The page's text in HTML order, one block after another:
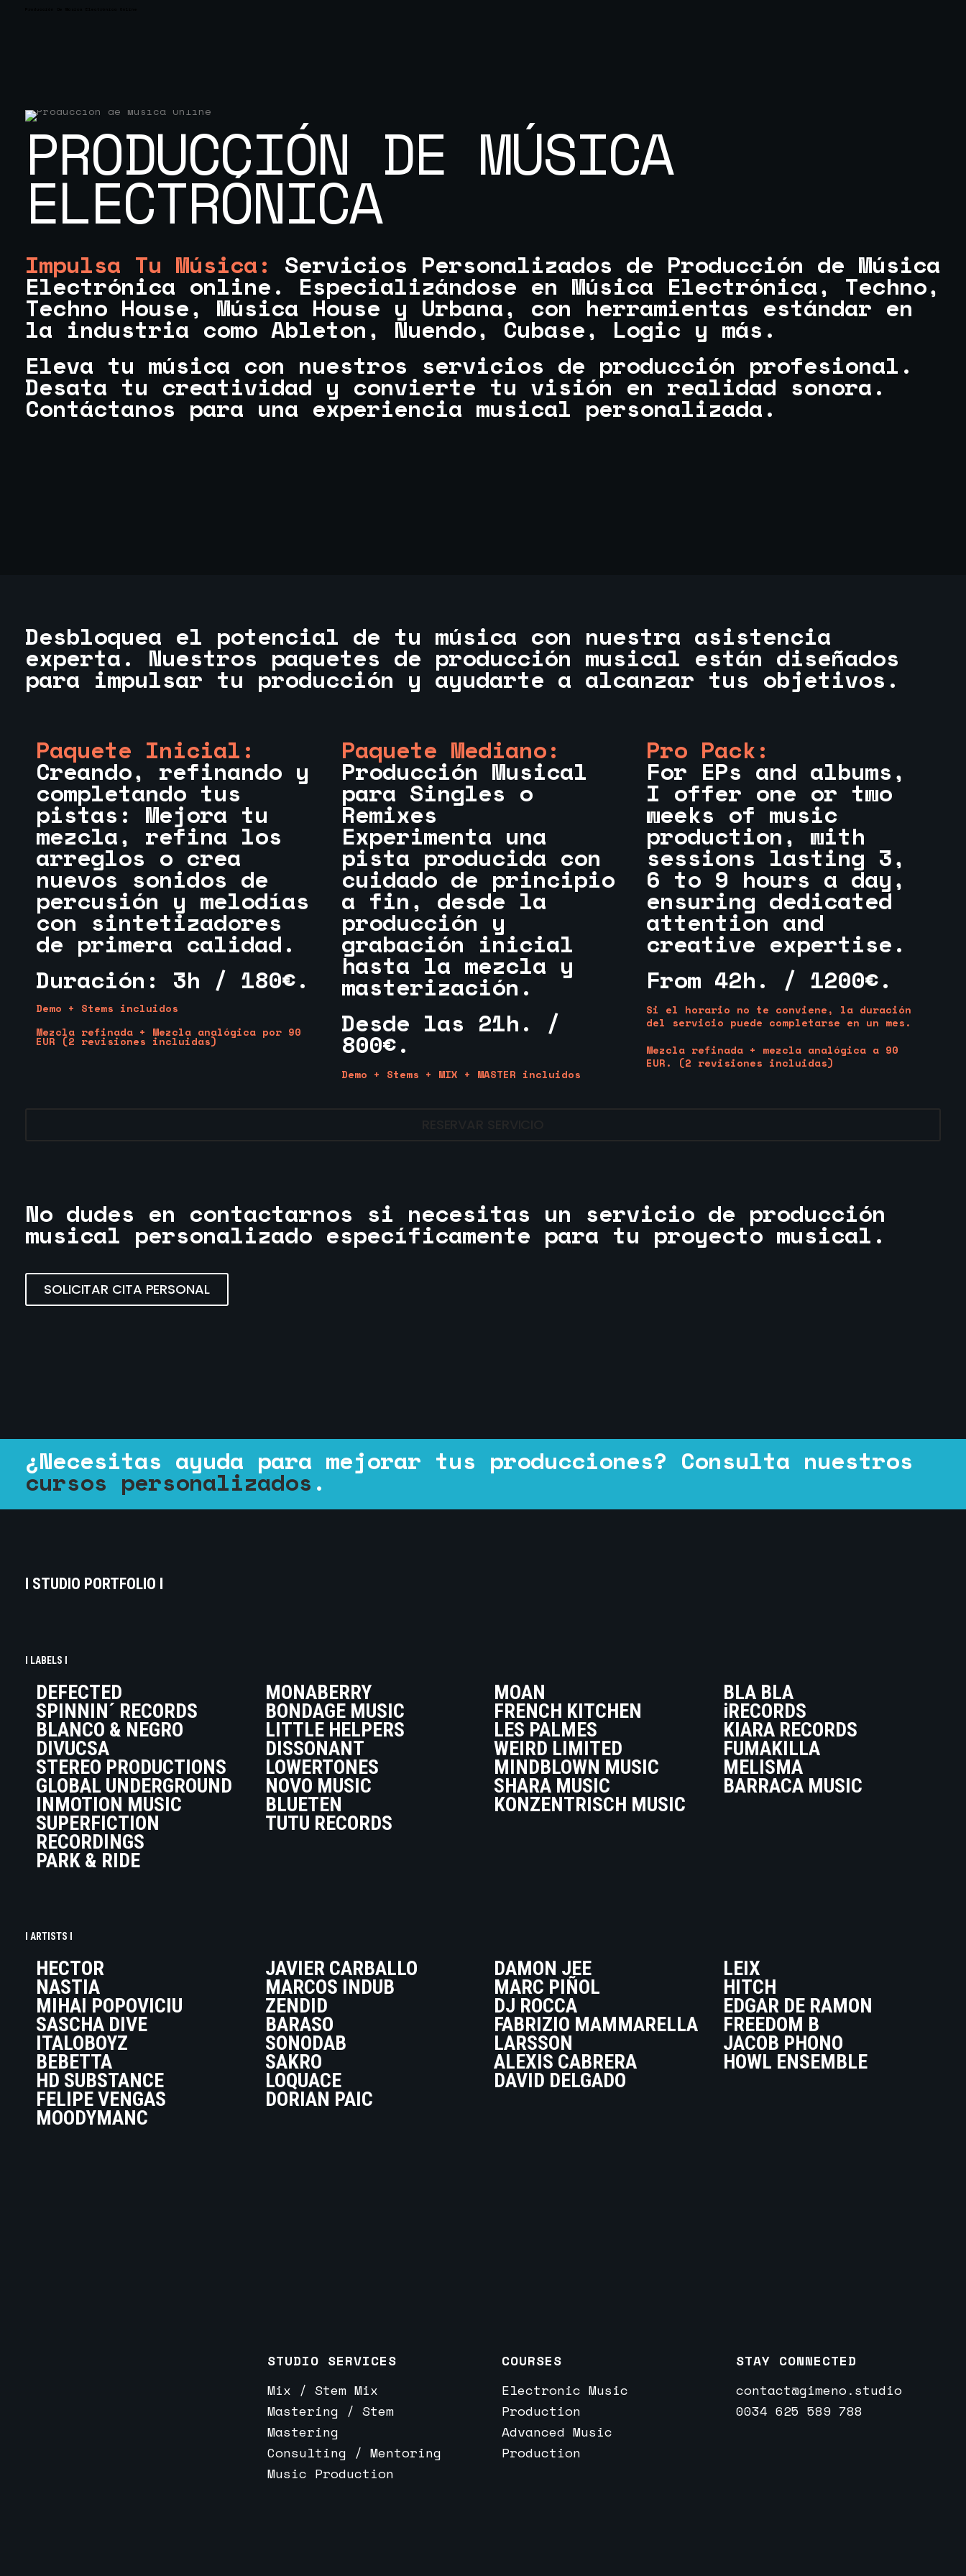
PRODUCCIÓN DE MÚSICA
ELECTRÓNICA
Impulsa Tu Música: Servicios Personalizados de Producción de Música
Electrónica online. Especializándose en Música Electrónica, Techno,
Techno House, Música House y Urbana, con herramientas estándar en
la industria como Ableton, Nuendo, Cubase, Logic y más.
Eleva tu música con nuestros servicios de producción profesional.
Desata tu creatividad y convierte tu visión en realidad sonora.
Contáctanos para una experiencia musical personalizada.
Desbloquea el potencial de tu música con nuestra asistencia
experta. Nuestros paquetes de producción musical están diseñados
para impulsar tu producción y ayudarte a alcanzar tus objetivos.
Paquete Inicial:
Creando, refinando y
completando tus
pistas: Mejora tu
mezcla, refina los
arreglos o crea
nuevos sonidos de
percusión y melodías
con sintetizadores
de primera calidad.
Duración: 3h / 180€.
Demo + Stems incluidos
Mezcla refinada + Mezcla analógica por 90
EUR (2 revisiones incluidas)
Paquete Mediano:
Producción Musical
para Singles o
Remixes
Experimenta una
pista producida con
cuidado de principio
a fin, desde la
producción y
grabación inicial
hasta la mezcla y
masterización.
Desde las 21h. /
800€.
Demo + Stems + MIX + MASTER incluidos
Pro Pack:
For EPs and albums,
I offer one or two
weeks of music
production, with
sessions lasting 3,
6 to 9 hours a day,
ensuring dedicated
attention and
creative expertise.
From 42h. / 1200€.
Si el horario no te conviene, la duración
del servicio puede completarse en un mes.
Mezcla refinada + mezcla analógica a 90
EUR. (2 revisiones incluidas)
No dudes en contactarnos si necesitas un servicio de producción
musical personalizado específicamente para tu proyecto musical.
SOLICITAR CITA PERSONAL
¿Necesitas ayuda para mejorar tus producciones? Consulta nuestros
cursos personalizados.
I STUDIO PORTFOLIO I
I LABELS I
DEFECTED
SPINNIN´ RECORDS
BLANCO & NEGRO
DIVUCSA
STEREO PRODUCTIONS
GLOBAL UNDERGROUND
INMOTION MUSIC
SUPERFICTION
RECORDINGS
PARK & RIDE
MONABERRY
BONDAGE MUSIC
LITTLE HELPERS
DISSONANT
LOWERTONES
NOVO MUSIC
BLUETEN
TUTU RECORDS
MOAN
FRENCH KITCHEN
LES PALMES
WEIRD LIMITED
MINDBLOWN MUSIC
SHARA MUSIC
KONZENTRISCH MUSIC
BLA BLA
iRECORDS
KIARA RECORDS
FUMAKILLA
MELISMA
BARRACA MUSIC
I ARTISTS I
HECTOR
NASTIA
MIHAI POPOVICIU
SASCHA DIVE
ITALOBOYZ
BEBETTA
HD SUBSTANCE
FELIPE VENGAS
MOODYMANC
JAVIER CARBALLO
MARCOS INDUB
ZENDID
BARASO
SONODAB
SAKRO
LOQUACE
DORIAN PAIC
DAMON JEE
MARC PIÑOL
DJ ROCCA
FABRIZIO MAMMARELLA
LARSSON
ALEXIS CABRERA
DAVID DELGADO
LEIX
HITCH
EDGAR DE RAMON
FREEDOM B
JACOB PHONO
HOWL ENSEMBLE
STUDIO SERVICES
Mix / Stem Mix
Mastering / Stem
Mastering
Consulting / Mentoring
Music Production
COURSES
Electronic Music
Production
Advanced Music
Production
STAY CONNECTED
contact@gimeno.studio
0034 625 589 788